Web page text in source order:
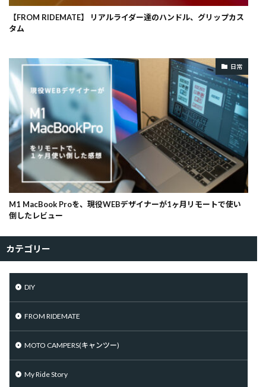
【FROM RIDEMATE】 リアルライダー達のハンドル、グリップカス
タム
日常
M1 MacBook Proを、現役WEBデザイナーが1ヶ月リモートで使い
倒したレビュー
カテゴリー
DIY
FROM RIDEMATE
MOTO CAMPERS(キャンツー)
My Ride Story